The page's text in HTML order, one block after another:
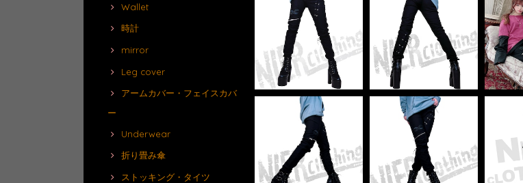
Wallet
時計
mirror
Leg cover
アームカバー・フェイスカバ
ー
Underwear
折り畳み傘
ストッキング・タイツ